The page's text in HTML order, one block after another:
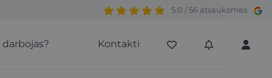
5.0 / 56 atsauksmes
darbojas? Kontakti